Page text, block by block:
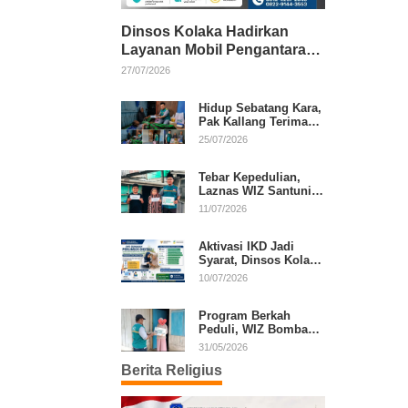
Dinsos Kolaka Hadirkan
Layanan Mobil Pengantaran
Gratis bagi Pasien Penerima
27/07/2026
Hidup Sebatang Kara,
Pak Kallang Terima
Bantuan dari Laznas
25/07/2026
Tebar Kepedulian,
Laznas WIZ Santuni
Anak Yatim dan
11/07/2026
Aktivasi IKD Jadi
Syarat, Dinsos Kolaka
Sosialisasikan
10/07/2026
Program Berkah
Peduli, WIZ Bombana
Bantu Lansia dan
31/05/2026
Berita Religius